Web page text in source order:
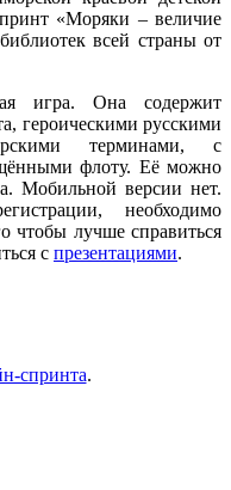
«Моряки – величие
всей страны от
игра. Она содержит
героическими русскими
терминами, с
флоту. Её можно
Мобильной версии нет.
необходимо
чтобы лучше справиться
с презентациями.
спринта.